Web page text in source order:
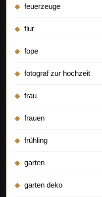
feuerzeuge
flur
fope
fotograf zur hochzeit
frau
frauen
frühling
garten
garten deko